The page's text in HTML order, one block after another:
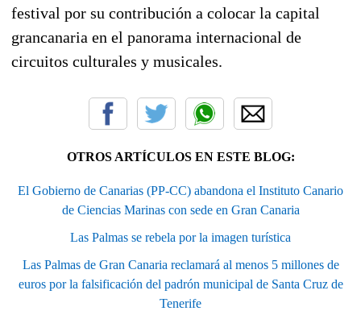
festival por su contribución a colocar la capital
grancanaria en el panorama internacional de
circuitos culturales y musicales.
OTROS ARTÍCULOS EN ESTE BLOG:
El Gobierno de Canarias (PP-CC) abandona el Instituto Canario
de Ciencias Marinas con sede en Gran Canaria
Las Palmas se rebela por la imagen turística
Las Palmas de Gran Canaria reclamará al menos 5 millones de
euros por la falsificación del padrón municipal de Santa Cruz de
Tenerife